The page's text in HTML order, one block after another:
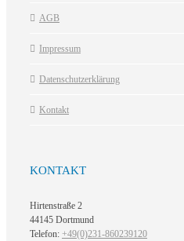
AGB
Impressum
Datenschutzerklärung
Kontakt
KONTAKT
Hirtenstraße 2
44145 Dortmund
Telefon: +49(0)231-860239120